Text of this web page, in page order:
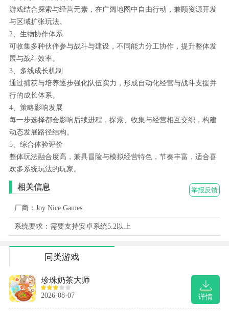
游戏结合探索与经营元素，在广阔地图中自由行动，兼顾资源开发
与区域扩张玩法。
2、生物协作体系
可收集多种伙伴参与战斗与建设，不同能力分工协作，提升整体发
展与战斗效率。
3、多线成长机制
通过捕获与培养逐步强化队伍实力，形成自动化经营与战斗支援并
行的成长体系。
4、策略影响发展
每一步选择都会影响后续进程，探索、收集与经营相互交织，构建
动态发展路径结构。
5、综合体验评价
整体玩法融合度高，兼具冒险与模拟经营特色，节奏丰富，适合喜
欢多系统玩法的玩家。
举报反馈
相关信息
厂商：Joy Nice Games
系统要求：需要支持安卓系统5.2以上
同类游戏
详情
珍珠奶茶大师
2026-08-07